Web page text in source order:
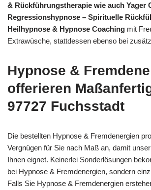
& Rückführungstherapie wie auch Yager
Regressionshypnose – Spirituelle
Heilhypnose & Hypnose Coaching mit
Extrawüsche, stattdessen ebenso bei
Hypnose &
offerieren
97727 Fuchsstadt
Die bestellten Hypnose & Fremdenergien
Vergnügen für Sie nach Maß an, damit unser
Ihnen eignet. Keinerlei Sonderlösungen
bei Hypnose & Fremdenergien, sondern
Falls Sie Hypnose & Fremdenergien